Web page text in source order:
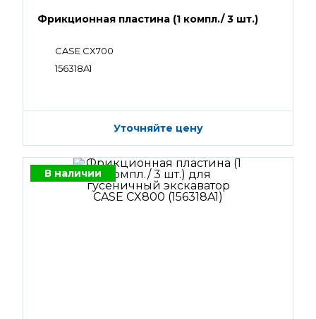
Фрикционная пластина (1 компл./ 3 шт.)
CASE CX700
156318A1
Уточняйте цену
В наличии